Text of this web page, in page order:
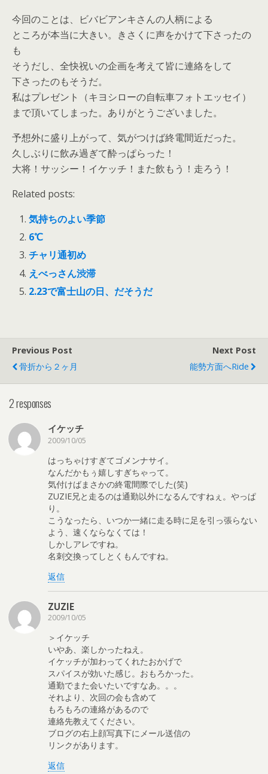
今回のことは、ビバビアンキさんの人柄による
ところが本当に大きい。きさくに声をかけて下さったの
も
そうだし、全快祝いの企画を考えて皆に連絡をして
下さったのもそうだ。
私はプレゼント（キヨシローの自転車フォトエッセイ）
まで頂いてしまった。ありがとうございました。
予想外に盛り上がって、気がつけば終電間近だった。
久しぶりに飲み過ぎて酔っぱらった！
大将！サッシー！イケッチ！また飲もう！走ろう！
Related posts:
気持ちのよい季節
6℃
チャリ通初め
えべっさん渋滞
2.23で富士山の日、だそうだ
Previous Post
骨折から２ヶ月
Next Post
能勢方面へRide
2 responses
イケッチ
2009/10/05
はっちゃけすぎてゴメンナサイ。
なんだかもぅ嬉しすぎちゃって。
気付けばまさかの終電間際でした(笑)
ZUZIE兄と走るのは通勤以外になるんですねぇ。やっぱ
り。
こうなったら、いつか一緒に走る時に足を引っ張らない
よう、速くならなくては！
しかしアレですね。
名刺交換ってしとくもんですね。
返信
ZUZIE
2009/10/05
＞イケッチ
いやあ、楽しかったねえ。
イケッチが加わってくれたおかげで
スパイスが効いた感じ。おもろかった。
通勤でまた会いたいですなあ。。。
それより、次回の会も含めて
もろもろの連絡があるので
連絡先教えてください。
ブログの右上顔写真下にメール送信の
リンクがあります。
返信